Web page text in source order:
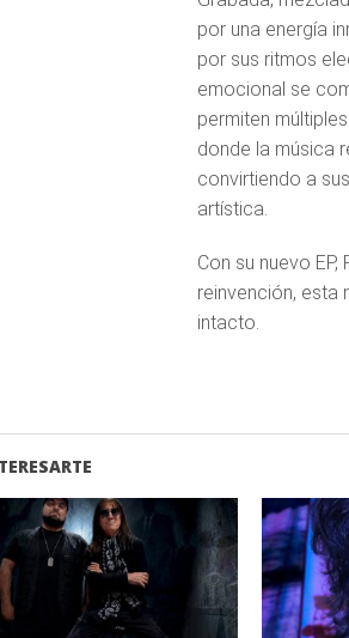
por una energía
por sus ritmos
emocional se
permiten
donde la música
convirtiendo a
artística.
Con su nuevo
reinvención, esta
intacto.
LEER
MAS